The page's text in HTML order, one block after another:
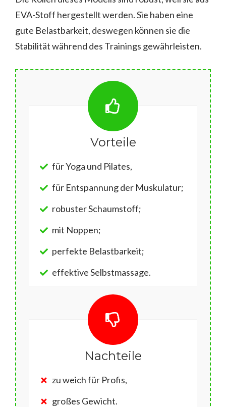
EVA-Stoff hergestellt werden. Sie haben eine
gute Belastbarkeit, deswegen können sie die
Stabilität während des Trainings gewährleisten.
Vorteile
für Yoga und Pilates,
für Entspannung der Muskulatur;
robuster Schaumstoff;
mit Noppen;
perfekte Belastbarkeit;
effektive Selbstmassage.
Nachteile
zu weich für Profis,
großes Gewicht.